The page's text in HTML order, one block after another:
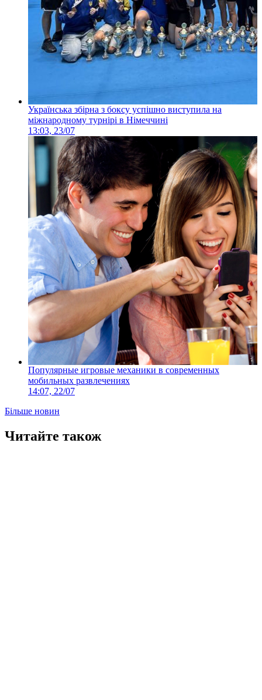
Українська збірна з боксу успішно виступила на
міжнародному турнірі в Німеччині
13:03, 23/07
Популярные игровые механики в современных
мобильных развлечениях
14:07, 22/07
Більше новин
Читайте також